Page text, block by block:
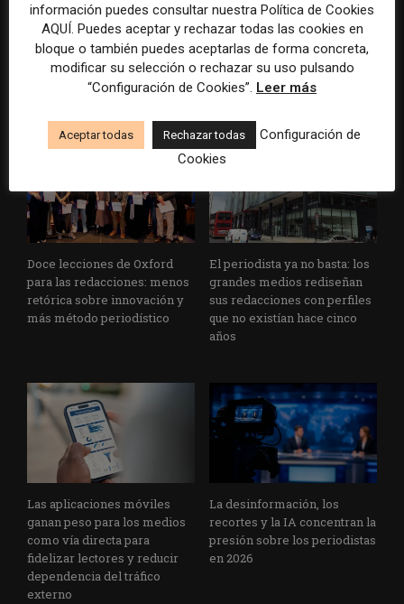
Cuando el lector ya no llega
al medio, el medio tiene que
llegar a sus rutinas
Usar la IA solo para producir
más rápido no transformará
el periodismo
Doce lecciones de Oxford
para las redacciones: menos
retórica sobre innovación y
más método periodístico
El periodista ya no basta: los
grandes medios rediseñan
sus redacciones con perfiles
que no existían hace cinco
años
Las aplicaciones móviles
ganan peso para los medios
como vía directa para
fidelizar lectores y reducir
dependencia del tráfico
externo
La desinformación, los
recortes y la IA concentran la
presión sobre los periodistas
en 2026
información puedes consultar nuestra Política de Cookies
AQUÍ. Puedes aceptar y rechazar todas las cookies en
bloque o también puedes aceptarlas de forma concreta,
modificar su selección o rechazar su uso pulsando
“Configuración de Cookies”. Leer más
Aceptar todas Rechazar todas
Configuración de
Cookies